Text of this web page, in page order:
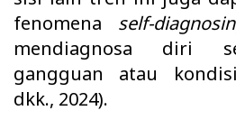
fenomena self-
mendiagnosa diri
gangguan atau
dkk., 2024).